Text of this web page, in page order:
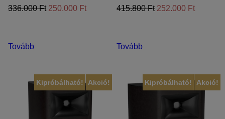
336.000 Ft 250.000 Ft
Tovább
415.800 Ft 252.000 Ft
Tovább
Akció!
Kipróbálható! Akció!
Kipróbálható!